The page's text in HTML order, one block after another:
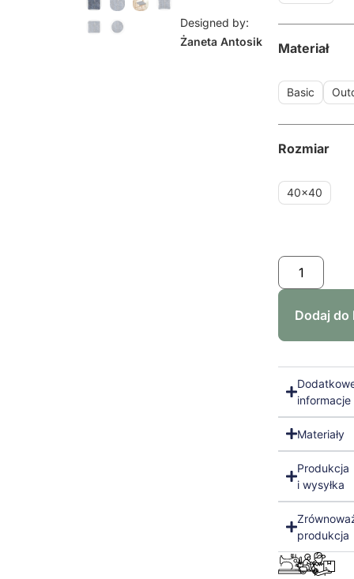
Designed by:
Żaneta Antosik
Materiał
Basic
Rozmiar
40x40
Dodaj do
informacje
Materiały
Produkcja
i wysyłka
produkcja